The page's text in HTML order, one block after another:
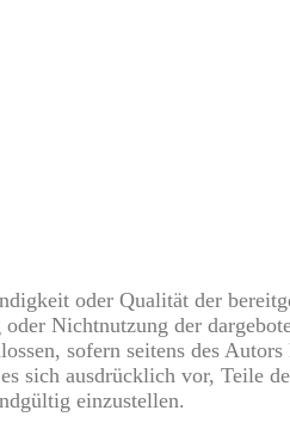
oder Qualität der
Nichtnutzung der
sofern seitens des
ausdrücklich vor, Teile
einzustellen.